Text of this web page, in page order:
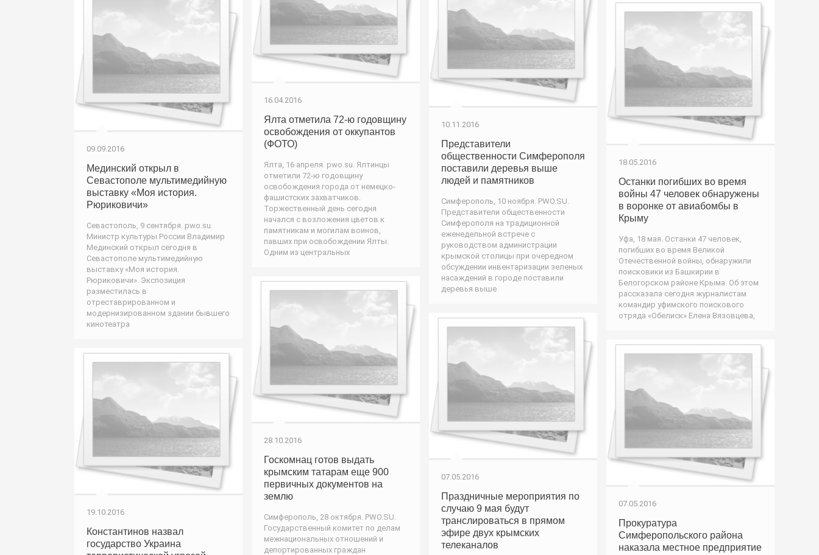
16.04.2016
Ялта отметила 72-ю годовщину
освобождения от оккупантов
(ФОТО)
Ялта, 16 апреля. pwo.su. Ялтинцы
отметили 72-ю годовщину
освобождения города от немецко-
фашистских захватчиков.
Торжественный день сегодня
начался с возложения цветов к
памятникам и могилам воинов,
павших при освобождении Ялты.
Одним из центральных
10.11.2016
Представители
общественности Симферополя
поставили деревья выше
людей и памятников
Симферополь, 10 ноября. PWO.SU.
Представители общественности
Симферополя на традиционной
еженедельной встрече с
руководством администрации
крымской столицы при очередном
обсуждении инвентаризации зеленых
насаждений в городе поставили
деревья выше
09.09.2016
Мединский открыл в
Севастополе мультимедийную
выставку «Моя история.
Рюриковичи»
Севастополь, 9 сентября. pwo.su.
Министр культуры России Владимир
Мединский открыл сегодня в
Севастополе мультимедийную
выставку «Моя история.
Рюриковичи». Экспозиция
разместилась в
отреставрированном и
модернизированном здании бывшего
кинотеатра
18.05.2016
Останки погибших во время
войны 47 человек обнаружены
в воронке от авиабомбы в
Крыму
Уфа, 18 мая. Останки 47 человек,
погибших во время Великой
Отечественной войны, обнаружили
поисковики из Башкирии в
Белогорском районе Крыма. Об этом
рассказала сегодня журналистам
командир уфимского поискового
отряда «Обелиск» Елена Вязовцева,
28.10.2016
Госкомнац готов выдать
крымским татарам еще 900
первичных документов на
землю
Симферополь, 28 октября. PWO.SU.
Государственный комитет по делам
межнациональных отношений и
депортированных граждан
07.05.2016
Праздничные мероприятия по
случаю 9 мая будут
транслироваться в прямом
эфире двух крымских
телеканалов
07.05.2016
Прокуратура
Симферопольского района
наказала местное предприятие
19.10.2016
Константинов назвал
государство Украина